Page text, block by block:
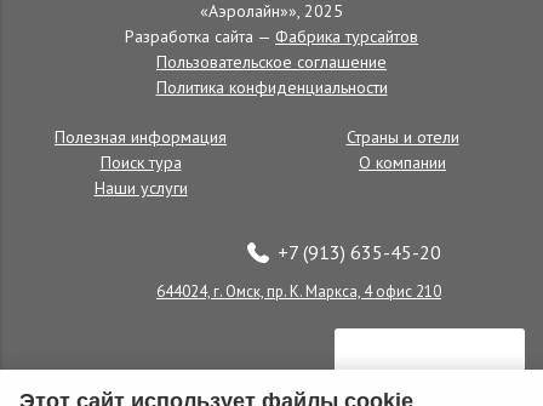
«Аэролайн»», 2025
Разработка сайта — Фабрика турсайтов
Пользовательское соглашение
Политика конфиденциальности
Полезная информация
Поиск тура
Наши услуги
Страны и отели
О компании
+7 (913) 635-45-20
644024, г. Омск, пр. К. Маркса, 4 офис 210
Этот сайт использует файлы cookie